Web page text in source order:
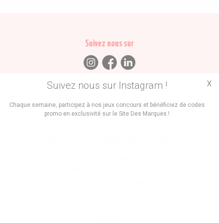
Suivez nous sur Instagram !
Chaque semaine, participez à nos jeux concours et bénéficiez de codes
promo en exclusivité sur le Site Des Marques !
X
Suivez nous sur
Trouvez des
Promos Marques Boutiques